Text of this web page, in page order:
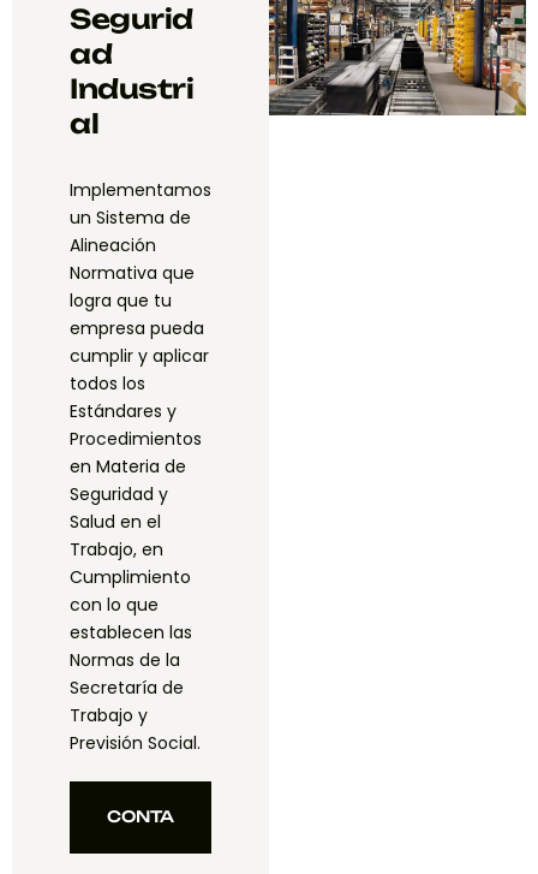
Segurid
ad
Industri
al
Implementamos
un Sistema de
Alineación
Normativa que
logra que tu
empresa pueda
cumplir y aplicar
todos los
Estándares y
Procedimientos
en Materia de
Seguridad y
Salud en el
Trabajo, en
Cumplimiento
con lo que
establecen las
Normas de la
Secretaría de
Trabajo y
Previsión Social.
CONTA
S
CTANO